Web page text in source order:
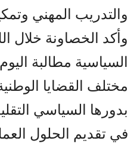
والتدريب المهني
وأكد الخصاونة خلال
السياسية مطالبة
مختلف القضايا
بدورها السياسي
في تقديم الحلول